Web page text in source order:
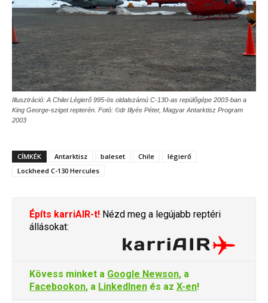
Illusztráció: A Chilei Légierő 995-ös oldalszámú C-130-as repülőgépe 2003-ban a
King George-sziget repterén. Fotó: ©dr Illyés Péter, Magyar Antarktisz Program
2003
CÍMKÉK Antarktisz baleset Chile
légierő
Lockheed C-130 Hercules
Építs karriAIR-t! Nézd meg a legújabb reptéri
állásokat:
Kövess minket a Google Newson, a
Facebookon, a LinkedInen és az X-en!